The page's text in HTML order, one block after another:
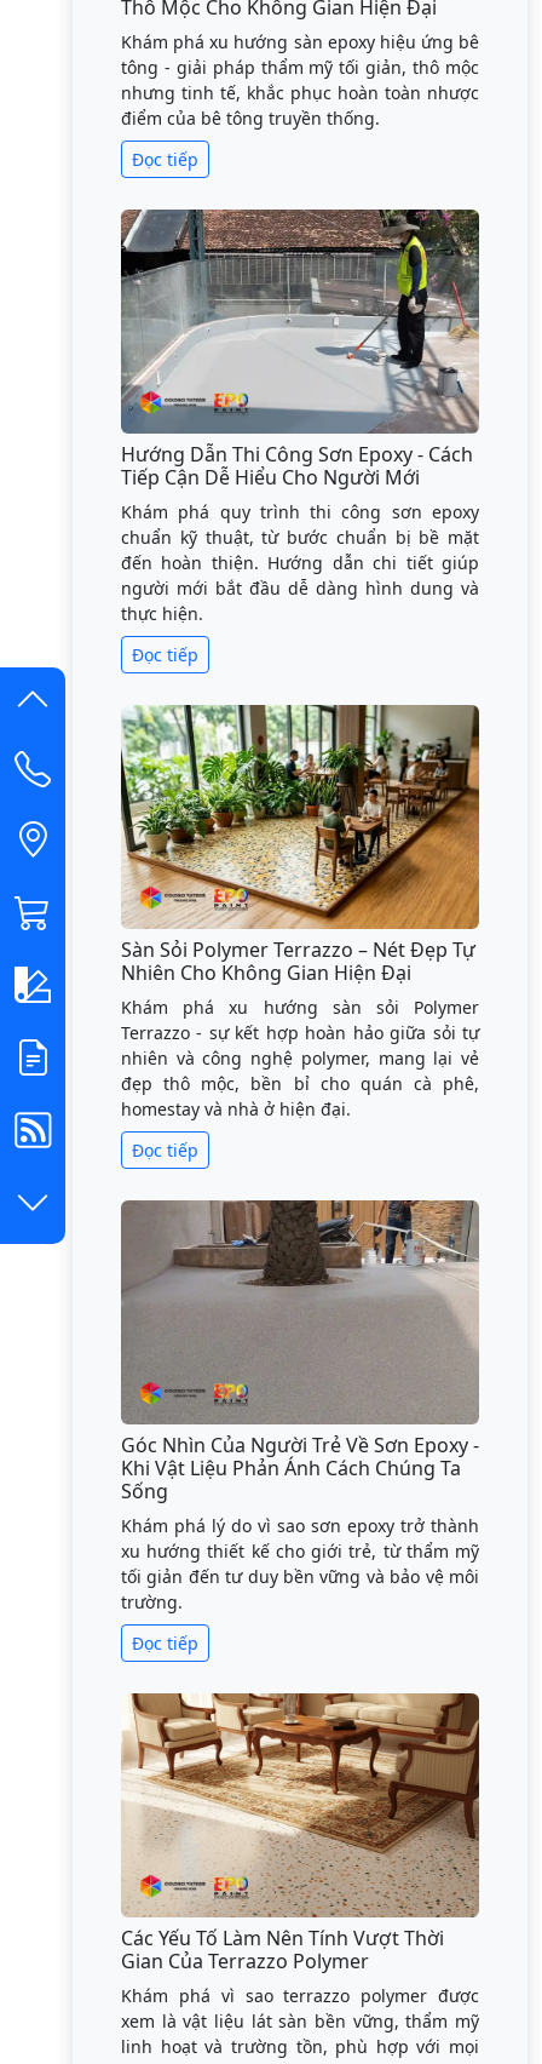
Thô Mộc Cho Không Gian Hiện Đại
Khám phá xu hướng sàn epoxy hiệu ứng bê
tông - giải pháp thẩm mỹ tối giản, thô mộc
nhưng tinh tế, khắc phục hoàn toàn nhược
điểm của bê tông truyền thống.
Đọc tiếp
Hướng Dẫn Thi Công Sơn Epoxy - Cách
Tiếp Cận Dễ Hiểu Cho Người Mới
Khám phá quy trình thi công sơn epoxy
chuẩn kỹ thuật, từ bước chuẩn bị bề mặt
đến hoàn thiện. Hướng dẫn chi tiết giúp
người mới bắt đầu dễ dàng hình dung và
thực hiện.
Đọc tiếp
Sàn Sỏi Polymer Terrazzo – Nét Đẹp Tự
Nhiên Cho Không Gian Hiện Đại
Khám phá xu hướng sàn sỏi Polymer
Terrazzo - sự kết hợp hoàn hảo giữa sỏi tự
nhiên và công nghệ polymer, mang lại vẻ
đẹp thô mộc, bền bỉ cho quán cà phê,
homestay và nhà ở hiện đại.
Đọc tiếp
Góc Nhìn Của Người Trẻ Về Sơn Epoxy -
Khi Vật Liệu Phản Ánh Cách Chúng Ta
Sống
Khám phá lý do vì sao sơn epoxy trở thành
xu hướng thiết kế cho giới trẻ, từ thẩm mỹ
tối giản đến tư duy bền vững và bảo vệ môi
trường.
Đọc tiếp
Các Yếu Tố Làm Nên Tính Vượt Thời
Gian Của Terrazzo Polymer
Khám phá vì sao terrazzo polymer được
xem là vật liệu lát sàn bền vững, thẩm mỹ
linh hoạt và trường tồn, phù hợp với mọi